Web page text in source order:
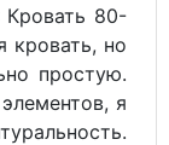
Кровать 80-
кровать, но
простую.
я